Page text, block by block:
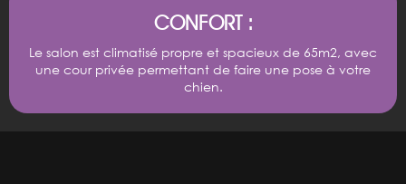
CONFORT :
Le salon est climatisé propre et spacieux de 65m2, avec
une cour privée permettant de faire une pose à votre
chien.